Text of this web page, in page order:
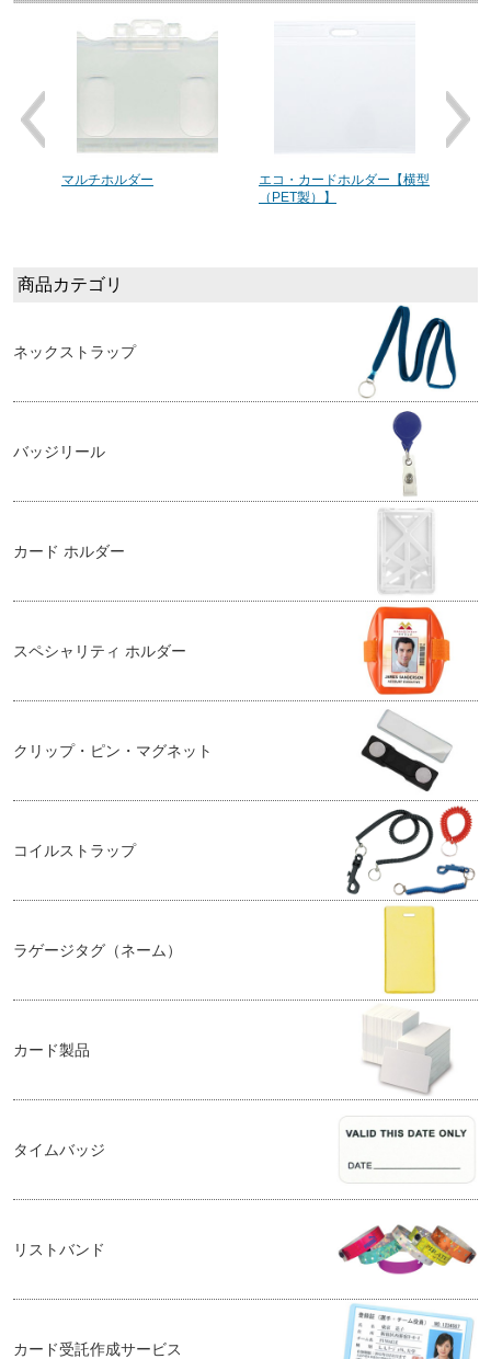
マルチホルダー
エコ・カードホルダー【横型
（PET製）】
商品カテゴリ
ネックストラップ
バッジリール
カード ホルダー
スペシャリティ ホルダー
クリップ・ピン・マグネット
コイルストラップ
ラゲージタグ（ネーム）
カード製品
タイムバッジ
リストバンド
カード受託作成サービス